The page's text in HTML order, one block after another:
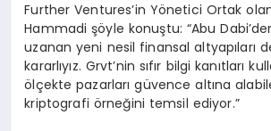
Further Ventures’in Yönetici Ortak
Hammadi şöyle konuştu: “Abu
uzanan yeni nesil finansal altyapıları
kararlıyız. Grvt’nin sıfır bilgi kanıtları
ölçekte pazarları güvence altına
kriptografi örneğini temsil ediyor.”